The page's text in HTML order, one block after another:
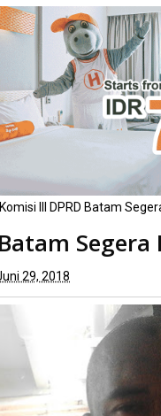
Komisi III DPRD Batam
29, 2018